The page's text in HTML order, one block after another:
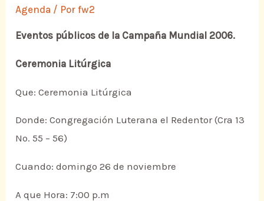
Agenda / Porfw2
Eventos públicos de la Campaña Mundial 2006.
Ceremonia Litúrgica
Que: Ceremonia Litúrgica
Donde: Congregación Luterana el Redentor (Cra 13
No. 55 – 56)
Cuando: domingo 26 de noviembre
A que Hora: 7:00 p.m